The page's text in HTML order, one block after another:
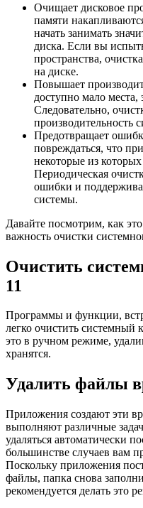
Очищает дисковое
памяти
начать занимать
диска. Если вы
пространства,
на диске.
Повышает
доступно мало места,
Следовательно,
производительность
Предотвращает
повреждаться, что
некоторые из
Периодическая
ошибки и
системы.
Давайте посмотрим, как
важность очистки
Очистить
11
Программы и функции,
легко очистить
это в ручном режиме,
хранятся.
Удалить файлы
Приложения создают эти
выполняют различные
удаляться автоматически
большинстве случаев вам
Поскольку приложения
файлы, папка снова
рекомендуется делать это